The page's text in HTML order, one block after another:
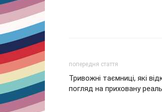
попередня стаття
Тривожні таємниці, які
погляд на приховану